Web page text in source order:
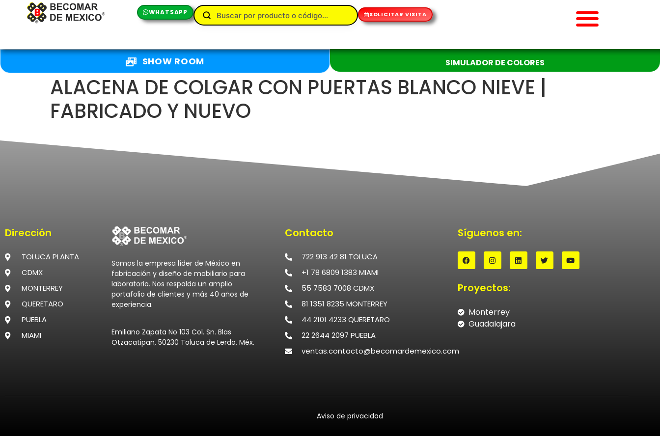
WHATSAPP SOLICITAR VISITA
SHOW ROOM SIMULADOR DE COLORES
ALACENA DE COLGAR CON PUERTAS BLANCO NIEVE |
FABRICADO Y NUEVO
Dirección
TOLUCA PLANTA
CDMX
MONTERREY
QUERETARO
PUEBLA
MIAMI
Somos la empresa líder de México en
fabricación y diseño de mobiliario para
laboratorio. Nos respalda un amplio
portafolio de clientes y más 40 años de
experiencia.
Emiliano Zapata No 103 Col. Sn. Blas
Otzacatipan, 50230 Toluca de Lerdo, Méx.
Contacto
722 913 42 81 TOLUCA
+1 78 6809 1383 MIAMI
55 7583 7008 CDMX
81 1351 8235 MONTERREY
44 2101 4233 QUERETARO
22 2644 2097 PUEBLA
ventas.contacto@becomardemexico.com
Síguenos en:
Proyectos:
Monterrey
Guadalajara
Aviso de privacidad